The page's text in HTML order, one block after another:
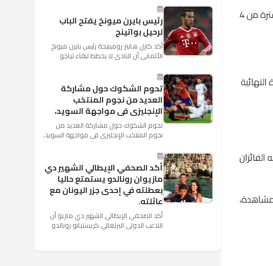
تنطلق منافسات دور الـ32 بداية من 28 يونيو 2026 وحتى 3 يوليو، قبل أن تبدأ مواجهات دور الـ16 خلال الفترة من 4
النهائية
يوم الأحد 19 يوليو 2026، حيث يتواجه الفائزان
الثالثة والأ...
رئيس بايرن ميونخ يفتح الباب
لرحيل بواتينج
أكد كارل هاينز رومينيجة رئيس بايرن ميونخ
الألمانى أن النادى لا يخطط لبقاء تياجو
وأنه سيستم...
تحوم الشكوك حول مشاركة
العديد من نجوم المنتخب
الإنجليزى فى مواجهة السويد،
تحوم الشكوك حول مشاركة العديد من
نجوم المنتخب الإنجليزى فى مواجهة السويد،
ملعب "كوزموس آ...
أكد الصحفي الإيطالي الشهير دي
مازيوان رونالدو يستمتع حاليا
بعطلته في إحدى جزر اليونان مع
عائلته.
أكد الصحفي الإيطالي الشهير دي مازيو أن
اللاعب الدولي البرتغالي كريستيانو رونالدو